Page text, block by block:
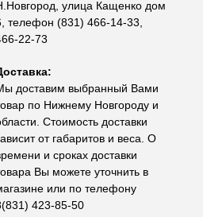
улица Кащенко дом
телефон (831) 466-14-33,
22-73
доставим выбранный Вами
по Нижнему Новгороду и
Стоимость доставки
от габаритов и веса. О
и сроках доставки
Вы можете уточнить в
или по телефону
423-85-50